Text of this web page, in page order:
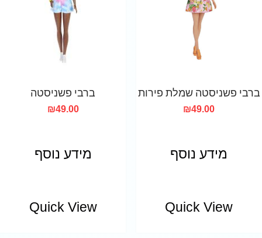
ברבי פשניסטה שמלת פירות
₪49.00
מידע נוסף
Quick View
ברבי פשניסטה
₪49.00
מידע נוסף
Quick View